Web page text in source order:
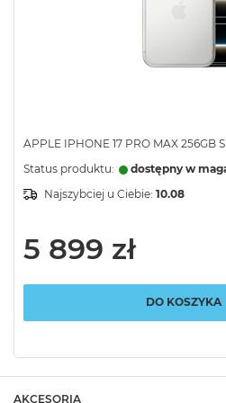
APPLE IPHONE 17 PRO MAX 256GB
Status produktu:
dostępny w
Najszybciej u Ciebie: 10.08
5 899 zł
DO KOSZYKA
AKCESORIA